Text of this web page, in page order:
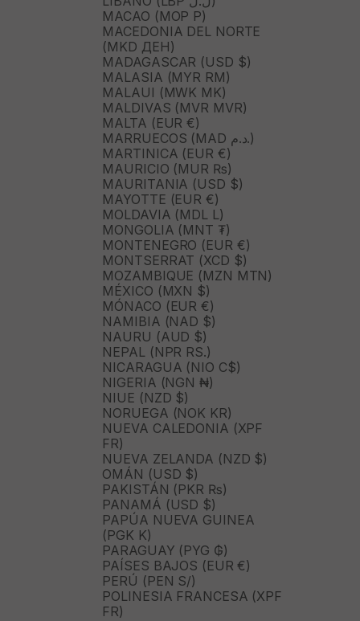
MACAO (MOP P)
MACEDONIA DEL NORTE
(MKD ДЕН)
MADAGASCAR (USD $)
MALASIA (MYR RM)
MALAUI (MWK MK)
MALDIVAS (MVR MVR)
MALTA (EUR €)
MARRUECOS (MAD د.م.)
MARTINICA (EUR €)
MAURICIO (MUR ₨)
MAURITANIA (USD $)
MAYOTTE (EUR €)
MOLDAVIA (MDL L)
MONGOLIA (MNT ₮)
MONTENEGRO (EUR €)
MONTSERRAT (XCD $)
MOZAMBIQUE (MZN MTN)
MÉXICO (MXN $)
MÓNACO (EUR €)
NAMIBIA (NAD $)
NAURU (AUD $)
NEPAL (NPR RS.)
NICARAGUA (NIO C$)
NIGERIA (NGN ₦)
NIUE (NZD $)
NORUEGA (NOK KR)
NUEVA CALEDONIA (XPF
FR)
NUEVA ZELANDA (NZD $)
OMÁN (USD $)
PAKISTÁN (PKR ₨)
PANAMÁ (USD $)
PAPÚA NUEVA GUINEA
(PGK K)
PARAGUAY (PYG ₲)
PAÍSES BAJOS (EUR €)
PERÚ (PEN S/)
POLINESIA FRANCESA (XPF
FR)